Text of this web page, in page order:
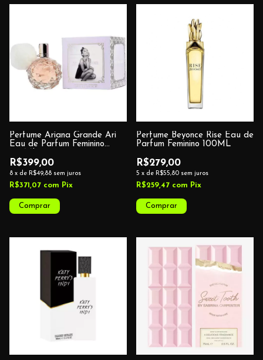
Perfume Ariana Grande Ari
Eau de Parfum Feminino
R$399,00
8 x de R$49,88 sem juros
R$371,07 com Pix
Perfume Beyonce Rise Eau de
Parfum Feminino 100ML
R$279,00
5 x de R$55,80 sem juros
R$259,47 com Pix